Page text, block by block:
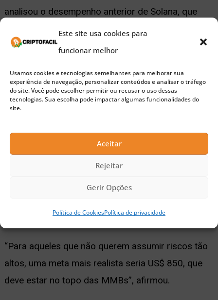
Este site usa cookies para
funcionar melhor
Usamos cookies e tecnologias semelhantes para melhorar sua
experiência de navegação, personalizar conteúdos e analisar o tráfego
do site. Você pode escolher permitir ou recusar o uso dessas
tecnologias. Sua escolha pode impactar algumas funcionalidades do
site.
Aceitar
Rejeitar
Gerir Opções
Política de CookiesPolítica de privacidade
analisou o desempenho anterior de Solana, que
registrou uma alta astronômica de 51.250%
durante seu último ciclo, formando o atual canal de
semelhante ocorrer a partir do fundo do recente
mercado de baixa, Solana poderia atingir um valor
superior a US$ 4.000 — uma projeção super
otimista.
No entanto, o analista também apresentou uma
de múltiplas médias móveis (MMBs).
“Para aqueles que não querem assumir riscos tão
altos, uma meta mais realista seria US$ 850, que
deve estar no topo das MMBs”, afirmou.